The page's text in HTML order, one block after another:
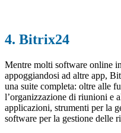
4. Bitrix24
Mentre molti software online
appoggiandosi ad altre app,
una suite completa: oltre alle
l’organizzazione di riunioni e
applicazioni, strumenti per la
software per la gestione delle